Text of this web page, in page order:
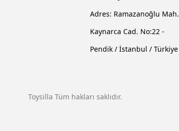
Adres: Ramazanoğlu Mah.
Kaynarca Cad. No:22 -
Pendik / İstanbul / Türkiye
Toysilla Tüm hakları saklıdır.